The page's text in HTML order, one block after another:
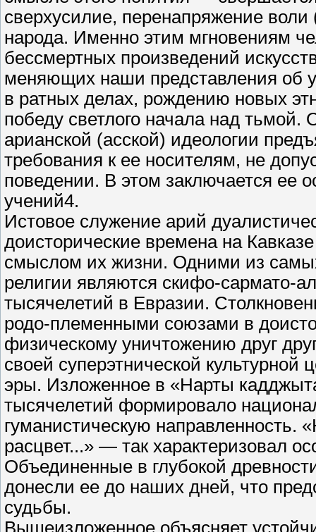
сверхусилие, перенапряжение
народа. Именно этим мгновениям
бессмертных произведений
меняющих наши представления об
в ратных делах, рождению новых
победу светлого начала над
арианской (асской) идеологии
требования к ее носителям, не
поведении. В этом заключается ее
учений4.
Истовое служение арий
доисторические времена на
смыслом их жизни. Одними из
религии являются скифо-сармато-
тысячелетий в Евразии.
родо-племенными союзами в
физическому уничтожению друг
своей суперэтнической
эры. Изложенное в «Нарты
тысячелетий формировало
гуманистическую направленность.
расцвет...» — так характеризовал
Объединенные в глубокой
донесли ее до наших дней, что
судьбы.
Вышеизложенное объясняет